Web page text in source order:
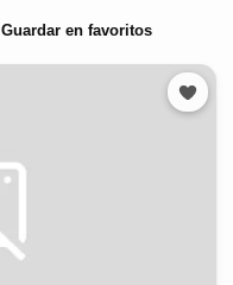
Guardar en favoritos